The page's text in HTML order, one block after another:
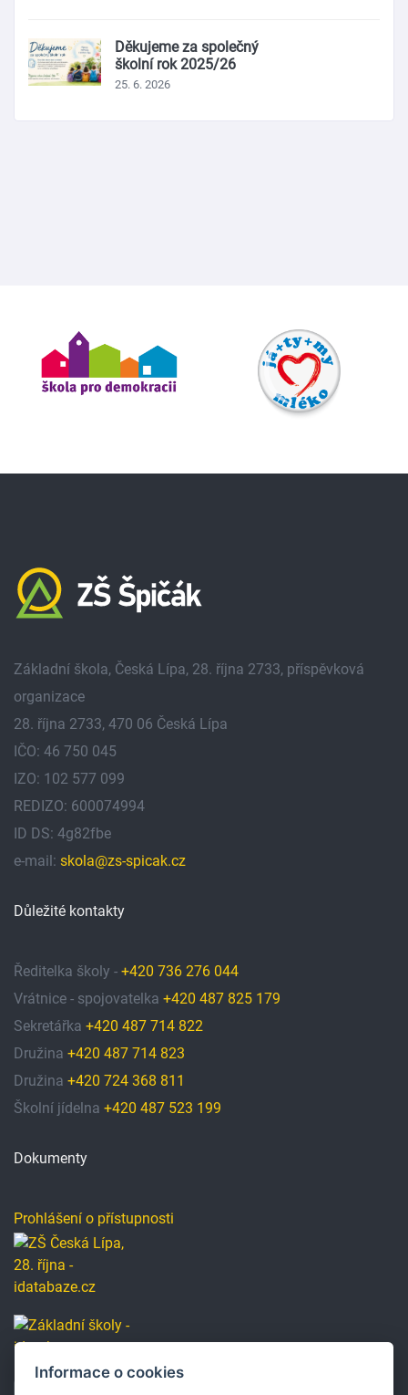
Děkujeme za společný
školní rok 2025/26
25. 6. 2026
Základní škola, Česká Lípa, 28. října 2733, příspěvková
organizace
28. října 2733, 470 06 Česká Lípa
IČO: 46 750 045
IZO: 102 577 099
REDIZO: 600074994
ID DS: 4g82fbe
e-mail: skola@zs-spicak.cz
Důležité kontakty
Ředitelka školy - +420 736 276 044
Vrátnice - spojovatelka +420 487 825 179
Sekretářka +420 487 714 822
Družina +420 487 714 823
Družina +420 724 368 811
Školní jídelna +420 487 523 199
Dokumenty
Prohlášení o přístupnosti
Informace o cookies